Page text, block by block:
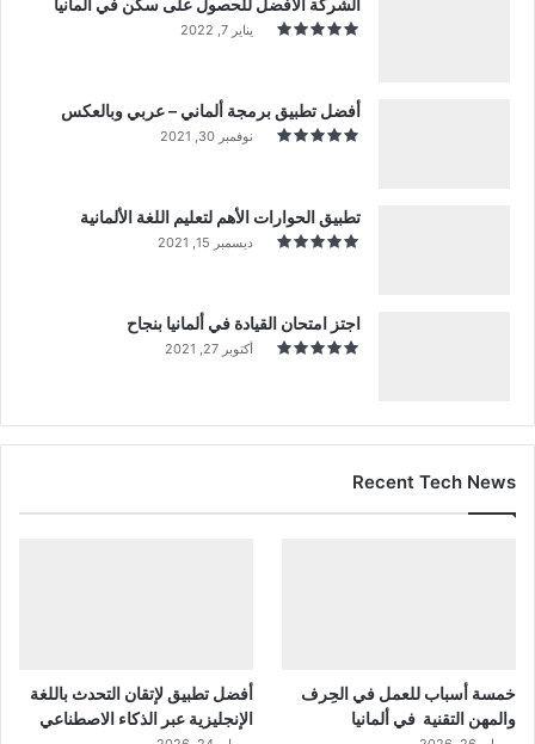
يناير 7, 2022
أفضل تطبيق برمجة ألماني – عربي وبالعكس
نوفمبر 30, 2021
تطبيق الحوارات الأهم لتعليم اللغة الألمانية
ديسمبر 15, 2021
اجتز امتحان القيادة في ألمانيا بنجاح
أكتوبر 27, 2021
Recent Tech News
خمسة أسباب للعمل في الحِرف
والمهن التقنية في ألمانيا
أفضل تطبيق لإتقان التحدث باللغة
الإنجليزية عبر الذكاء الاصطناعي